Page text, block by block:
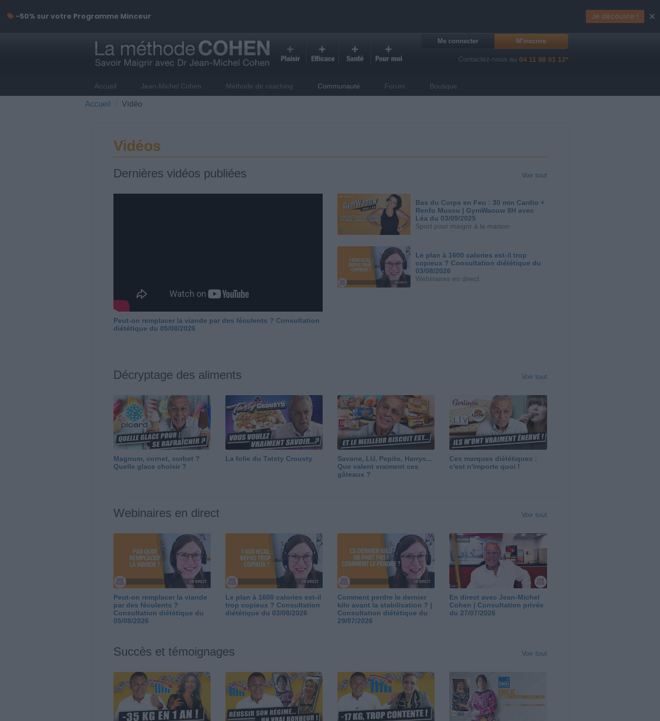
Me connecter M'inscrire
Contactez-nous au 04 11 88 01 12*
Accueil Jean-Michel Cohen Méthode de coaching Communauté Forum Boutique
Accueil Vidéo
Vidéos
Dernières vidéos publiées Voir tout
Peut-on remplacer la viande par des féculents ? Consultation
diététique du 05/08/2026
Bas du Corps en Feu : 30 min Cardio +
Renfo Muscu | GymWaouw 8H avec
Léa du 03/09/2025
Sport pour maigrir à la maison
Le plan à 1600 calories est-il trop
copieux ? Consultation diététique du
03/08/2026
Webinaires en direct
Décryptage des aliments Voir tout
Magnum, cornet, sorbet ?
Quelle glace choisir ?
La folie du Tatsty Crousty
Savane, LU, Pepito, Harrys...
Que valent vraiment ces
gâteaux ?
Ces marques diététiques :
c'est n'importe quoi !
Webinaires en direct Voir tout
Peut-on remplacer la viande
par des féculents ?
Consultation diététique du
05/08/2026
Le plan à 1600 calories est-il
trop copieux ? Consultation
diététique du 03/08/2026
Comment perdre le dernier
kilo avant la stabilisation ? |
Consultation diététique du
29/07/2026
En direct avec Jean-Michel
Cohen | Consultation privée
du 27/07/2026
Succès et témoignages Voir tout
-50% sur votre Programme Minceur Je découvre ! ×